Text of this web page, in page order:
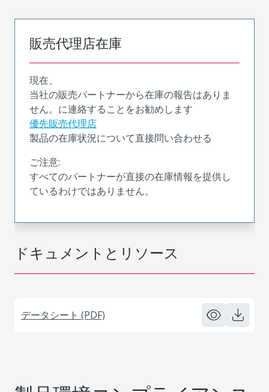
ドキュメントとリソース
データシート (PDF)
販売代理店在庫
現在、
当社の販売パートナーから在庫の報告はありま
せん。に連絡することをお勧めします
優先販売代理店
製品の在庫状況について直接問い合わせる
ご注意:
すべてのパートナーが直接の在庫情報を提供し
ているわけではありません。